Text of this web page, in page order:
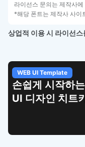
라이선스 문의는 제작사
*해당 폰트는 제작사 사이
상업적 이용 시 라이선
WEB UI Template
손쉽게 시작하
UI 디자인 치트